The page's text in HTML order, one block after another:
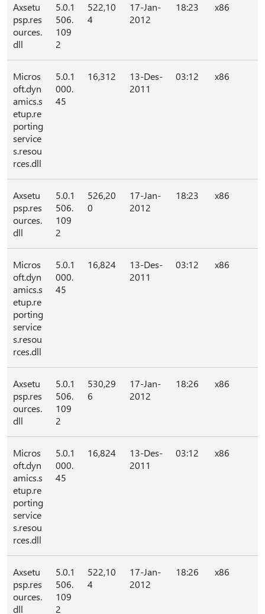
Axsetu
psp.res
ources.
dll
5.0.1
506.
109
2
522,10
4
17-Jan-
2012
18:23 x86
Micros
oft.dyn
amics.s
etup.re
porting
service
s.resou
rces.dll
5.0.1
000.
45
16,312
13-Des-
2011
03:12 x86
Axsetu
psp.res
ources.
dll
5.0.1
506.
109
2
526,20
0
17-Jan-
2012
18:23 x86
Micros
oft.dyn
amics.s
etup.re
porting
service
s.resou
rces.dll
5.0.1
000.
45
16,824
13-Des-
2011
03:12 x86
Axsetu
psp.res
ources.
dll
5.0.1
506.
109
2
530,29
6
17-Jan-
2012
18:26 x86
Micros
oft.dyn
amics.s
etup.re
porting
service
s.resou
rces.dll
5.0.1
000.
45
16,824
13-Des-
2011
03:12 x86
Axsetu
psp.res
ources.
dll
5.0.1
506.
109
2
522,10
4
17-Jan-
2012
18:26 x86